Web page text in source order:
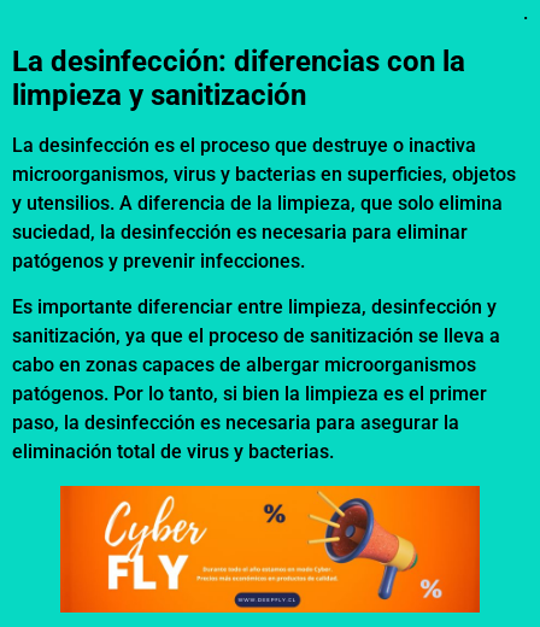
.
La desinfección: diferencias con la
limpieza y sanitización
La desinfección es el proceso que destruye o inactiva
microorganismos, virus y bacterias en superficies, objetos
y utensilios. A diferencia de la limpieza, que solo elimina
suciedad, la desinfección es necesaria para eliminar
patógenos y prevenir infecciones.
Es importante diferenciar entre limpieza, desinfección y
sanitización, ya que el proceso de sanitización se lleva a
cabo en zonas capaces de albergar microorganismos
patógenos. Por lo tanto, si bien la limpieza es el primer
paso, la desinfección es necesaria para asegurar la
eliminación total de virus y bacterias.